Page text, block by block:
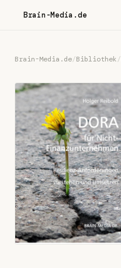
Brain-Media.de
Brain-Media.de/Bibliothek/